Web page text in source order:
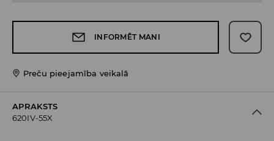
INFORMĒT MANI
Preču pieejamība veikalā
APRAKSTS
620IV-55X